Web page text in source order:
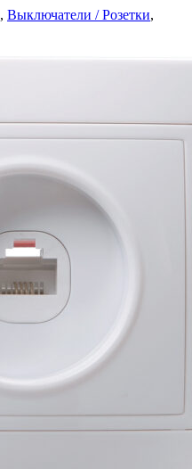
, Выключатели / Розетки,